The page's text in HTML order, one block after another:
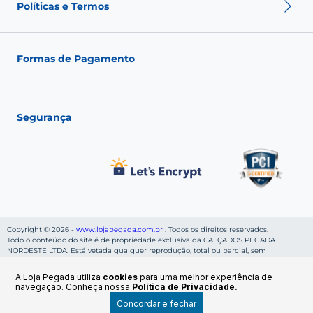
A Loja Pegada utiliza cookies para uma melhor experiência de
navegação. Conheça nossa Política de Privacidade.
Concordar e fechar
Nossas Lojas
Fale conosco
Fashion Club
Políticas e Termos
Política de Troca
Política de Privacidade
Formas de Pagamento
Segurança
Copyright © 2026 - www.lojapegada.com.br . Todos os direitos reservados.
Todo o conteúdo do site é de propriedade exclusiva da CALÇADOS PEGADA
NORDESTE LTDA. Está vetada qualquer reprodução, total ou parcial, sem
pagamentos válidos enquanto durar os estoques. CALÇADOS PEGADA NORDESTE
LTDA, inscrito sob CNPJ: 06.269.953/0001-36, localizado na Rua Cruzeiro da Rocha,
S/N - Bairro Cruzeiro - CEP: 46800-000 - Ruy Barbosa - BA.